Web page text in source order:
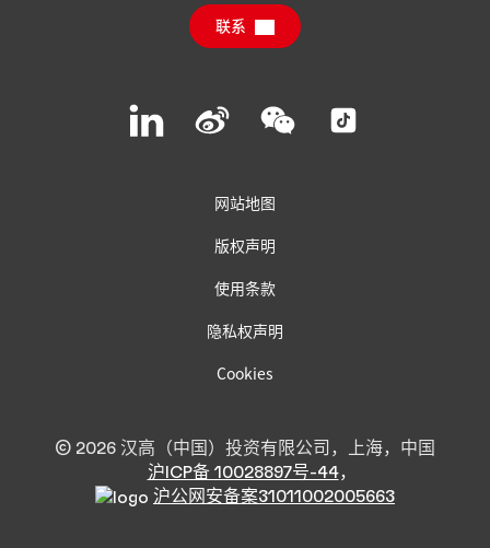
联系
Join
on
us
on
Join
us
Join
on
网站地图
版权声明
使用条款
隐私权声明
Cookies
© 2026 汉高（中国）投资有限公司，上海，中国
沪ICP备 10028897号-44，
沪公网安备案31011002005663